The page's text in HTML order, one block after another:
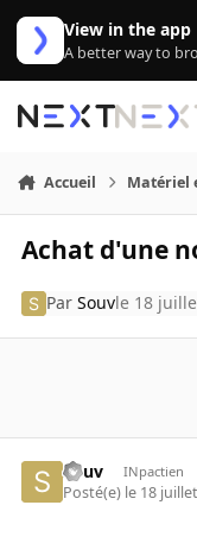
Aller au contenu
View in the app
A better way to
Accueil Matériel
Achat d'une
ParSouvle 18
Souv INpactien
Posté(e) le 18